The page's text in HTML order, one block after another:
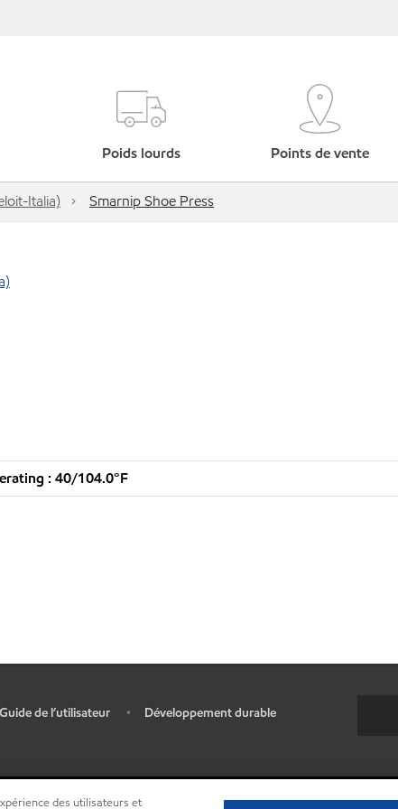
Poids lourds Points de vente
Italia) Smarnip Shoe Press
: 40/104.0°F
de l’utilisateur • Développement durable
des utilisateurs et